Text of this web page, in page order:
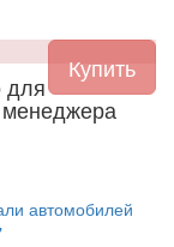
менеджера
автомобилей